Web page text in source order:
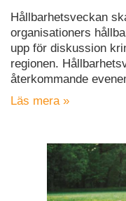
Hållbarhetsveckan
organisationers
upp för diskussion
regionen.
återkommande
Läs mera »